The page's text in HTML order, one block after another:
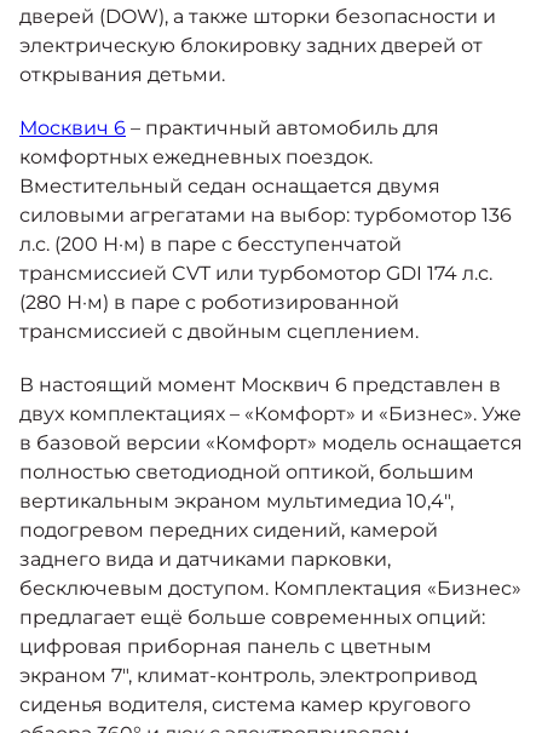
дверей (DOW), а также шторки безопасности и
электрическую блокировку задних дверей от
открывания детьми.
Москвич 6 – практичный автомобиль для
комфортных ежедневных поездок.
Вместительный седан оснащается двумя
силовыми агрегатами на выбор: турбомотор 136
л.с. (200 Н·м) в паре с бесступенчатой
трансмиссией CVT или турбомотор GDI 174 л.с.
(280 Н·м) в паре с роботизированной
трансмиссией с двойным сцеплением.
В настоящий момент Москвич 6 представлен в
двух комплектациях – «Комфорт» и «Бизнес». Уже
в базовой версии «Комфорт» модель оснащается
полностью светодиодной оптикой, большим
вертикальным экраном мультимедиа 10,4",
подогревом передних сидений, камерой
заднего вида и датчиками парковки,
бесключевым доступом. Комплектация «Бизнес»
предлагает ещё больше современных опций:
цифровая приборная панель с цветным
экраном 7", климат-контроль, электропривод
сиденья водителя, система камер кругового